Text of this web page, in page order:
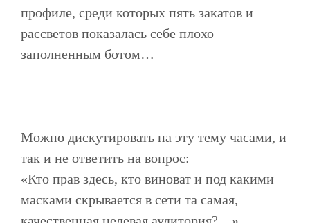
профиле, среди которых пять закатов и
рассветов показалась себе плохо
заполненным ботом…
Можно дискутировать на эту тему часами, и
так и не ответить на вопрос:
«Кто прав здесь, кто виноват и под какими
масками скрывается в сети та самая,